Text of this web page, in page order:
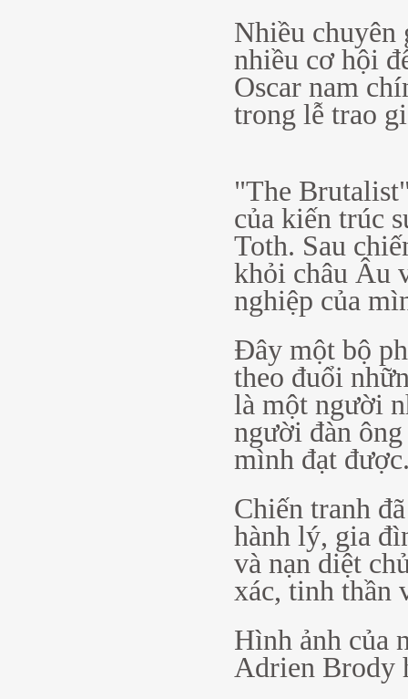
Nhiều chuyên
nhiều cơ hội
Oscar nam
trong lễ trao
"The
của kiến trúc
Toth. Sau
khỏi châu Âu
nghiệp của
Đây một bộ
theo đuổi
là một người
người đàn
mình đạt
Chiến tranh
hành lý, gia
và nạn diệt
xác, tinh thần
Hình ảnh của
Adrien Brody